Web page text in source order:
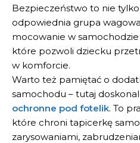
Bezpieczeństwo to nie
odpowiednia grupa
mocowanie w
które pozwoli dziecku
w komforcie.
Warto też pamiętać o
samochodu – tutaj
ochronne pod fotelik. To
które chroni tapicerkę
zarysowaniami,